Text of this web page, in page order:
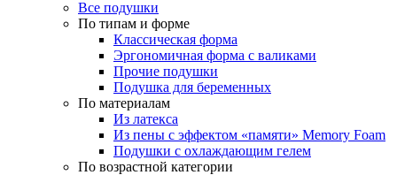
Все подушки
По типам и форме
Классическая форма
Эргономичная форма с валиками
Прочие подушки
Подушка для беременных
По материалам
Из латекса
Из пены с эффектом «памяти» Memory Foam
Подушки с охлаждающим гелем
По возрастной категории